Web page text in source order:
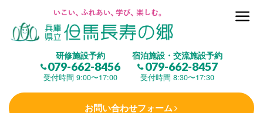
研修施設予約
079-662-8456
受付時間 9:00〜17:00
宿泊施設・交流施設予約
079-662-8457
受付時間 8:30〜17:30
お問い合わせフォーム
但馬長寿の郷とは
(研修施設)